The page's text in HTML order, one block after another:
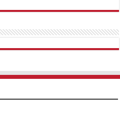
TipobetMatadorbetMariobet